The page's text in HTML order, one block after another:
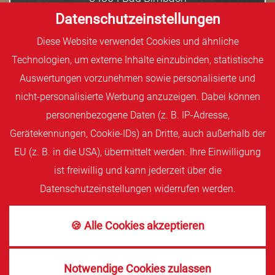
Datenschutzeinstellungen
Diese Website verwendet Cookies und ähnliche
Technologien, um externe Inhalte einzubinden, statistische
Auswertungen vorzunehmen sowie personalisierte und
nicht-personalisierte Werbung anzuzeigen. Dabei können
personenbezogene Daten (z. B. IP-Adresse,
Gerätekennungen, Cookie-IDs) an Dritte, auch außerhalb der
EU (z. B. in die USA), übermittelt werden. Ihre Einwilligung
ist freiwillig und kann jederzeit über die
Datenschutzeinstellungen widerrufen werden.
🍪 Alle Cookies akzeptieren
Notwendige Cookies zulassen
Tel: 08563 1508
Mo.-Fr. 06.30 – 18.00 Uhr
Sa. 06.30 – 13.00 Uhr